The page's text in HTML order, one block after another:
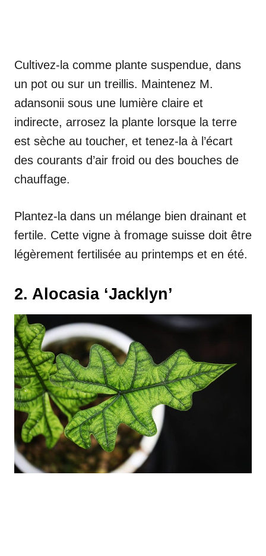
Cultivez-la comme plante suspendue, dans
un pot ou sur un treillis. Maintenez M.
adansonii sous une lumière claire et
indirecte, arrosez la plante lorsque la terre
est sèche au toucher, et tenez-la à l’écart
des courants d’air froid ou des bouches de
chauffage.
Plantez-la dans un mélange bien drainant et
fertile. Cette vigne à fromage suisse doit être
légèrement fertilisée au printemps et en été.
2. Alocasia ‘Jacklyn’